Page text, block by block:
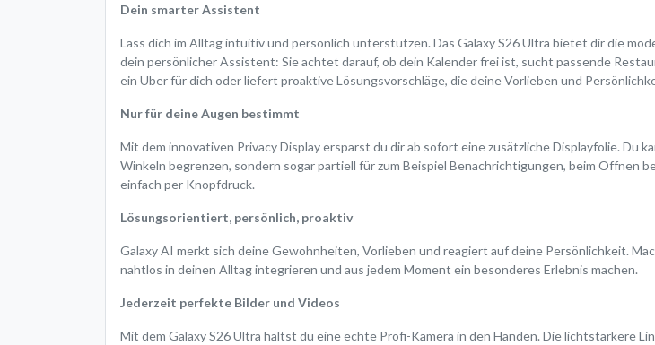
Dein smarter Assistent
Lass dich im Alltag intuitiv und persönlich unterstützen. Das Galaxy S26 Ultra bietet dir die
dein persönlicher Assistent: Sie achtet darauf, ob dein Kalender frei ist, sucht passende
ein Uber für dich oder liefert proaktive Lösungsvorschläge, die deine Vorlieben und
Nur für deine Augen bestimmt
Mit dem innovativen Privacy Display ersparst du dir ab sofort eine zusätzliche Displayfolie. Du
Winkeln begrenzen, sondern sogar partiell für zum Beispiel Benachrichtigungen, beim Öffnen
einfach per Knopfdruck.
Lösungsorientiert, persönlich, proaktiv
Galaxy AI merkt sich deine Gewohnheiten, Vorlieben und reagiert auf deine Persönlichkeit.
nahtlos in deinen Alltag integrieren und aus jedem Moment ein besonderes Erlebnis machen.
Jederzeit perfekte Bilder und Videos
Mit dem Galaxy S26 Ultra hältst du eine echte Profi-Kamera in den Händen. Die lichtstärkere